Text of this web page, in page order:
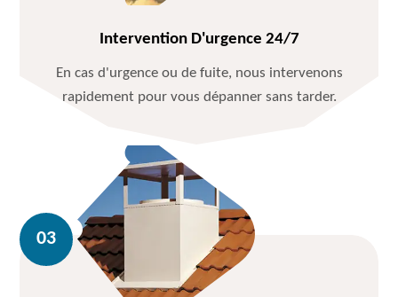
Intervention D'urgence 24/7
En cas d'urgence ou de fuite, nous intervenons
rapidement pour vous dépanner sans tarder.